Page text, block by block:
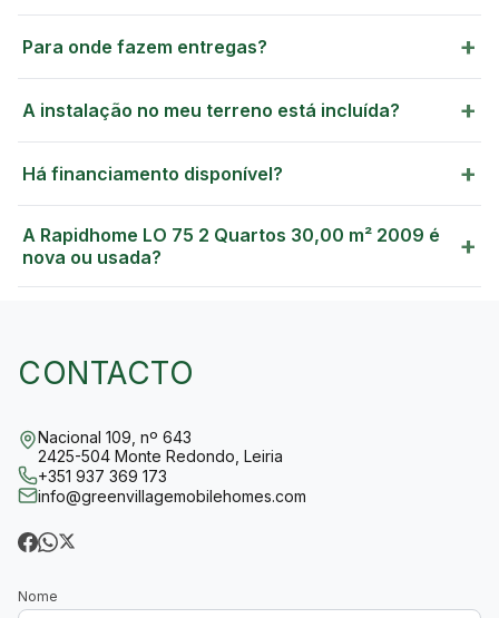
Para onde fazem entregas? +
A instalação no meu terreno está incluída? +
Há financiamento disponível? +
A Rapidhome LO 75 2 Quartos 30,00 m² 2009 é
nova ou usada?
+
CONTACTO
Nacional 109, nº 643
2425-504 Monte Redondo, Leiria
+351 937 369 173
info@greenvillagemobilehomes.com
Nome